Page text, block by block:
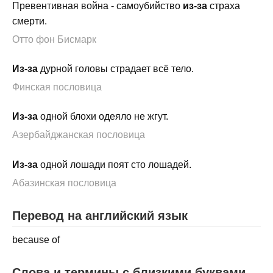
Превентивная война - самоубийство из-за страха
смерти.
Отто фон Бисмарк
Из-за дурной головы страдает всё тело.
Финская пословица
Из-за одной блохи одеяло не жгут.
Азербайджанская пословица
Из-за одной лошади поят сто лошадей.
Абазинская пословица
Перевод на английский язык
because of